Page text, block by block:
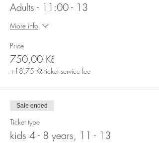
Adults - 11:00 - 13
More info
Price
750,00 Kč
+18,75 Kč ticket service fee
Sale ended
Ticket type
kids 4 - 8 years, 11 - 13